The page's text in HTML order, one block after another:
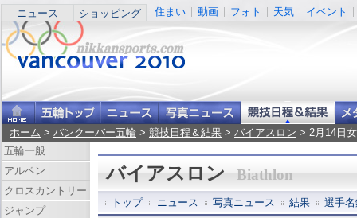
ニュース ショッピング 住まい 動画 フォト 天気 イベント
ホーム > バンクーバー五輪 > 競技日程＆結果 > バイアスロン > 2月14日
バイアスロン Biathlon
トップ ニュース 写真ニュース 結果 選手
五輪一般
アルペン
クロスカントリー
ジャンプ